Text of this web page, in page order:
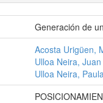
Generación de
Acosta Urigüen,
Ulloa Neira,
Ulloa Neira,